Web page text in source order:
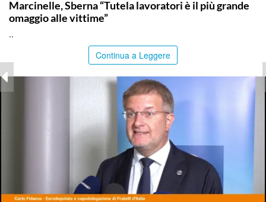
Marcinelle, Sberna “Tutela lavoratori è il più grande
omaggio alle vittime”
..
Continua a Leggere